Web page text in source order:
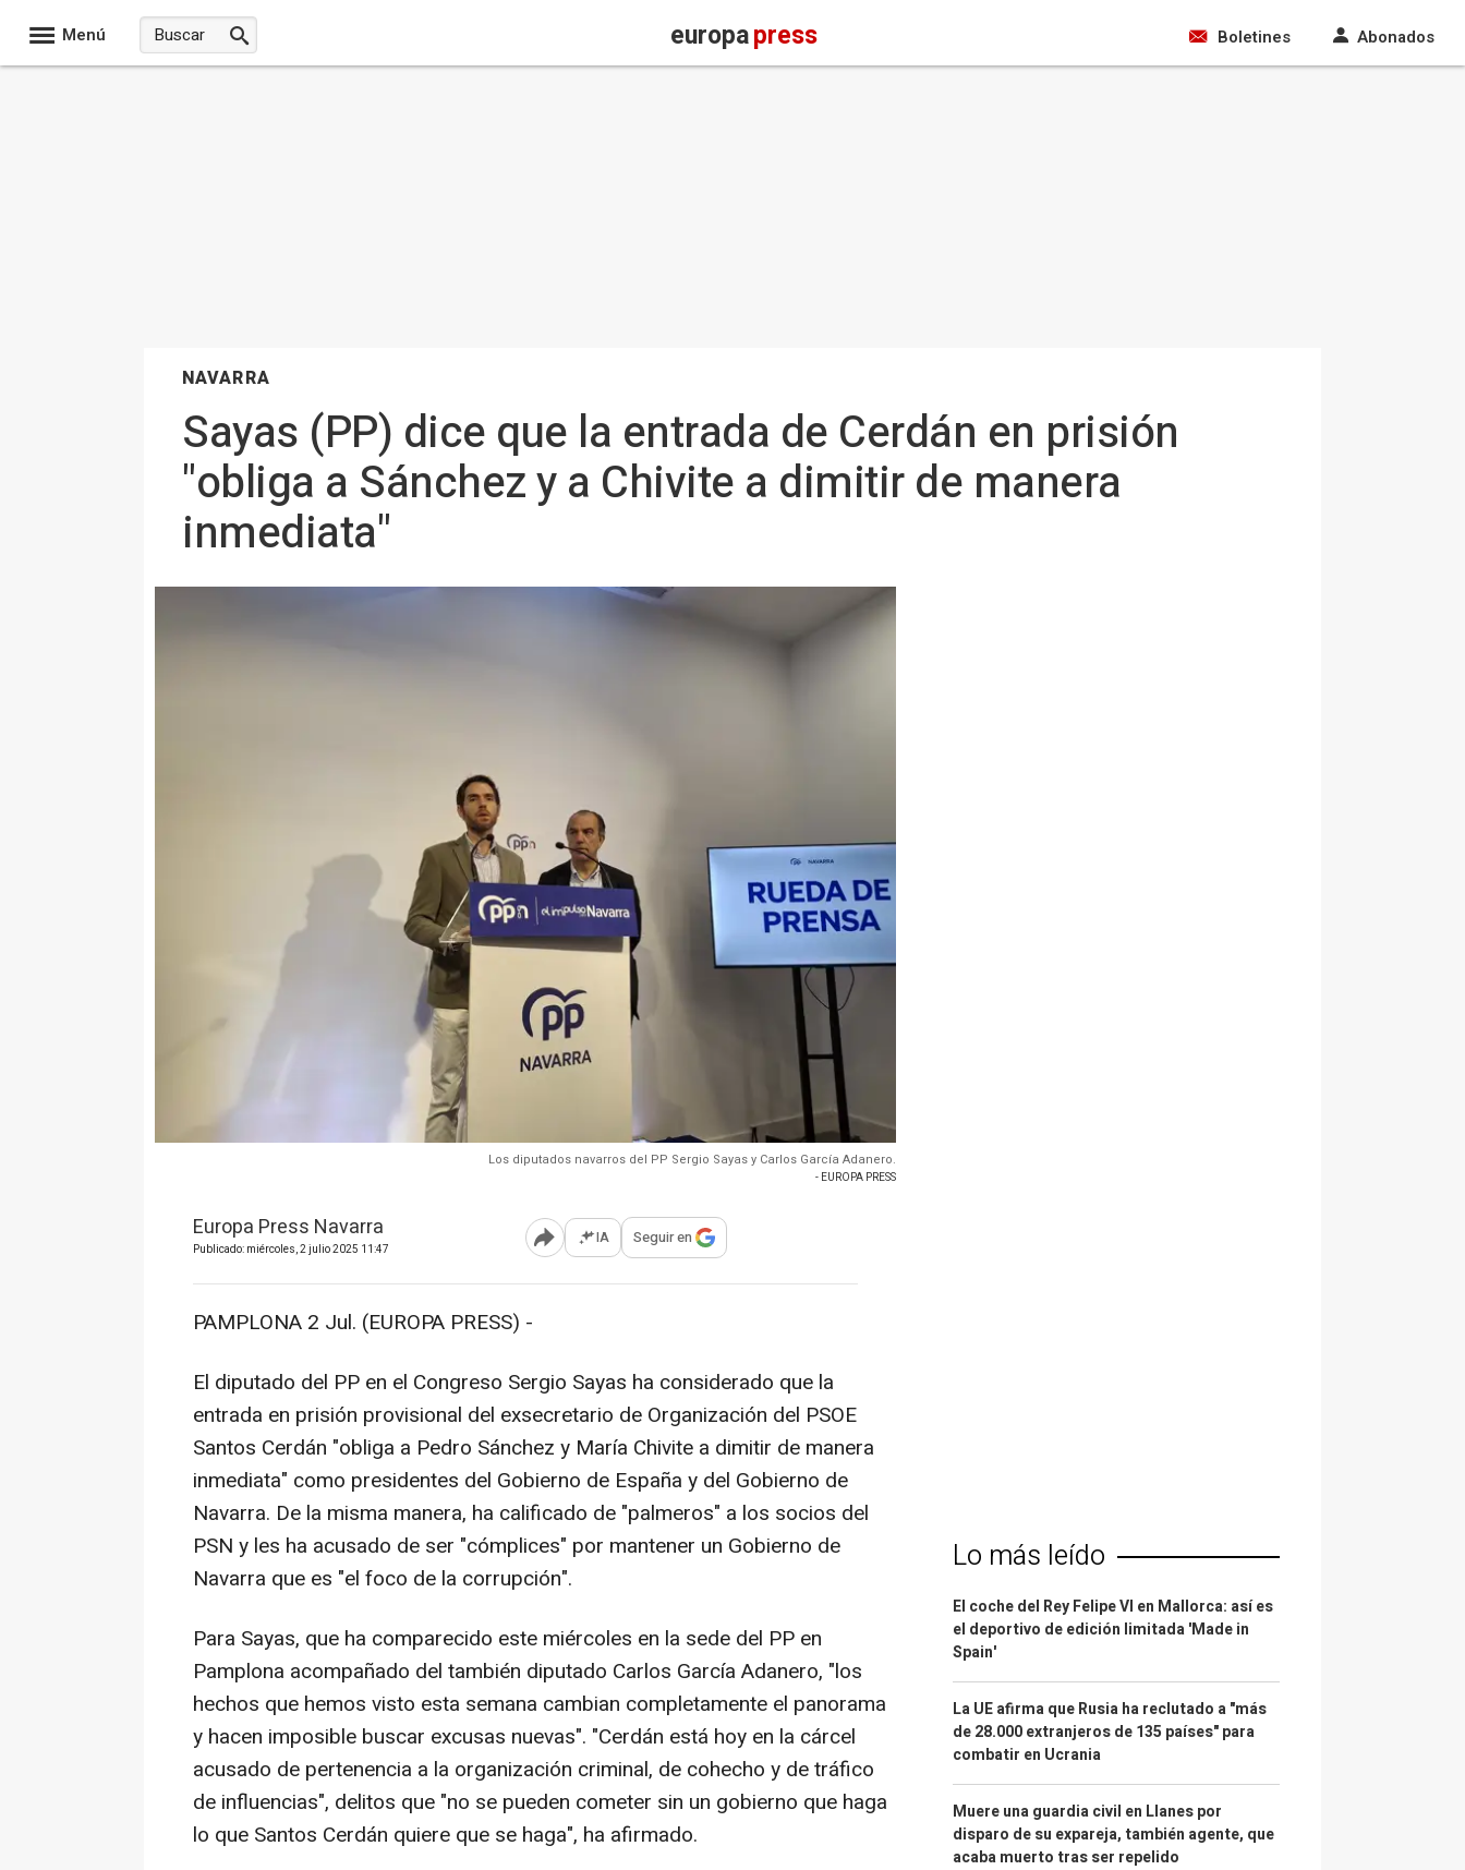
Menú europapress Boletines Abonados
NAVARRA
Sayas (PP) dice que la entrada de Cerdán en prisión
"obliga a Sánchez y a Chivite a dimitir de manera
inmediata"
Los diputados navarros del PP Sergio Sayas y Carlos García Adanero.
- EUROPA PRESS
Europa Press Navarra
Publicado: miércoles, 2 julio 2025 11:47 Abrir opciones para compartir
IA Seguir en
PAMPLONA 2 Jul. (EUROPA PRESS) -
El diputado del PP en el Congreso Sergio Sayas ha considerado que la
entrada en prisión provisional del exsecretario de Organización del PSOE
Santos Cerdán "obliga a Pedro Sánchez y María Chivite a dimitir de manera
inmediata" como presidentes del Gobierno de España y del Gobierno de
Navarra. De la misma manera, ha calificado de "palmeros" a los socios del
PSN y les ha acusado de ser "cómplices" por mantener un Gobierno de
Navarra que es "el foco de la corrupción".
Para Sayas, que ha comparecido este miércoles en la sede del PP en
Pamplona acompañado del también diputado Carlos García Adanero, "los
hechos que hemos visto esta semana cambian completamente el panorama
y hacen imposible buscar excusas nuevas". "Cerdán está hoy en la cárcel
acusado de pertenencia a la organización criminal, de cohecho y de tráfico
de influencias", delitos que "no se pueden cometer sin un gobierno que haga
lo que Santos Cerdán quiere que se haga", ha afirmado.
Lo más leído
El coche del Rey Felipe VI en Mallorca: así es
el deportivo de edición limitada 'Made in
Spain'
La UE afirma que Rusia ha reclutado a "más
de 28.000 extranjeros de 135 países" para
combatir en Ucrania
Muere una guardia civil en Llanes por
disparo de su expareja, también agente, que
acaba muerto tras ser repelido